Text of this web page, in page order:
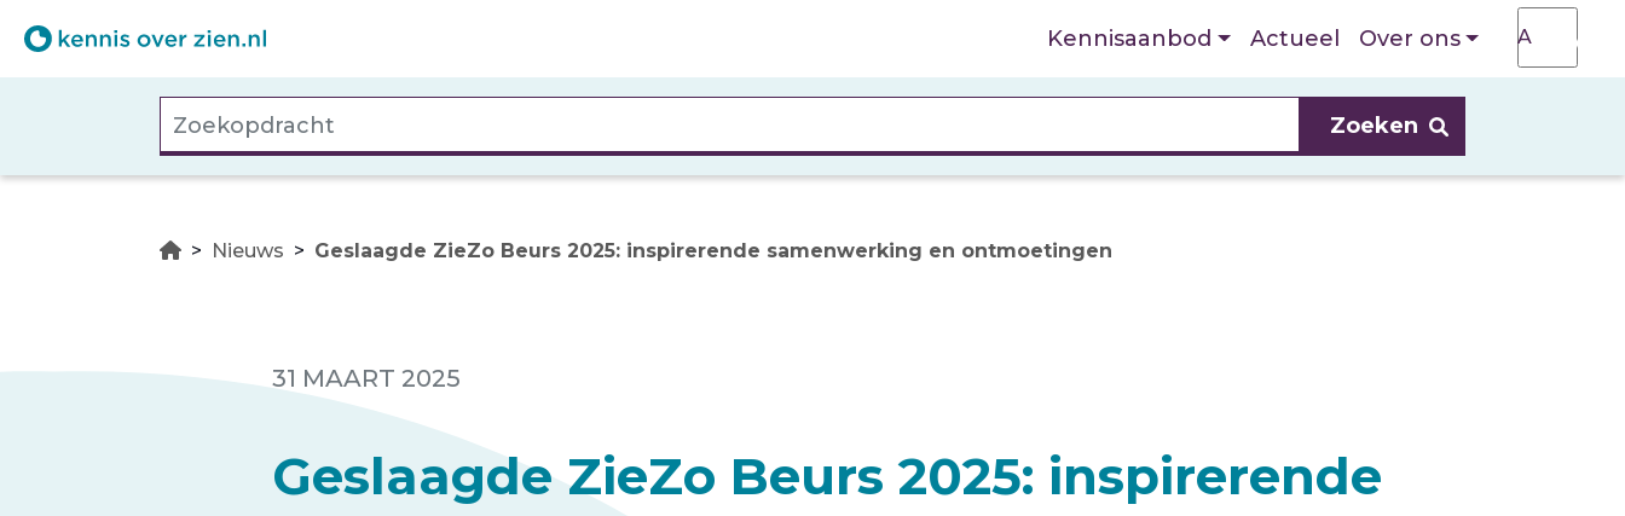
Overslaan
Kennisaanbod Actueel Over ons A A
Zoekopdracht
Nieuws Geslaagde ZieZo Beurs 2025: inspirerende samenwerking en ontmoetingen
31 MAART 2025
Geslaagde ZieZo Beurs 2025: inspirerende